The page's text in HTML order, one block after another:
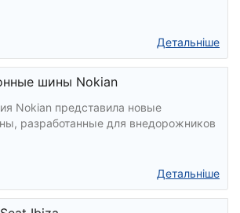
Детальніше
шины Nokian
Nokian представила новые
разработанные для внедорожников
Детальніше